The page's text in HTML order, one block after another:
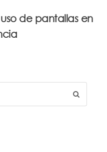
de pantallas en